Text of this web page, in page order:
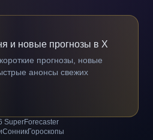
и новые прогнозы в X
прогнозы, новые
анонсы свежих
SuperForecaster
СонникГороскопы